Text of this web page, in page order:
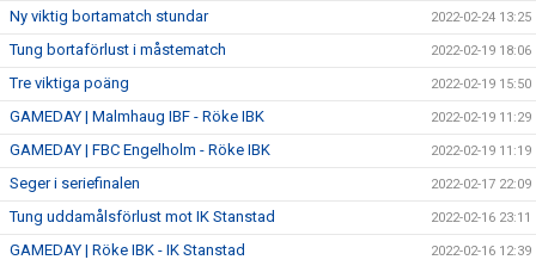
Ny viktig bortamatch stundar 2022-02-24 13:25
Tung bortaförlust i måstematch 2022-02-19 18:06
Tre viktiga poäng 2022-02-19 15:50
GAMEDAY | Malmhaug IBF - Röke IBK 2022-02-19 11:29
GAMEDAY | FBC Engelholm - Röke IBK 2022-02-19 11:19
Seger i seriefinalen 2022-02-17 22:09
Tung uddamålsförlust mot IK Stanstad 2022-02-16 23:11
GAMEDAY | Röke IBK - IK Stanstad 2022-02-16 12:39